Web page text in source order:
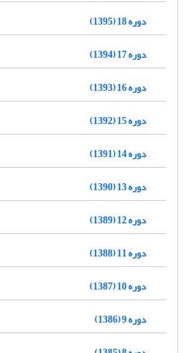
دوره 18 (1395)
دوره 17 (1394)
دوره 16 (1393)
دوره 15 (1392)
دوره 14 (1391)
دوره 13 (1390)
دوره 12 (1389)
دوره 11 (1388)
دوره 10 (1387)
دوره 9 (1386)